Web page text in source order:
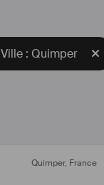
Ville : Quimper
Quimper, France